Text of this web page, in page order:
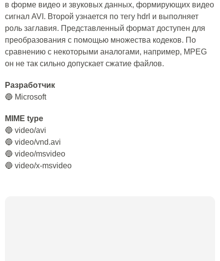
в форме видео и звуковых данных, формирующих видео
сигнал AVI. Второй узнается по тегу hdrl и выполняет
роль заглавия. Представленный формат доступен для
преобразования с помощью множества кодеков. По
сравнению с некоторыми аналогами, например, MPEG
он не так сильно допускает сжатие файлов.
Разработчик
🔵 Microsoft
MIME type
🔵 video/avi
🔵 video/vnd.avi
🔵 video/msvideo
🔵 video/x-msvideo